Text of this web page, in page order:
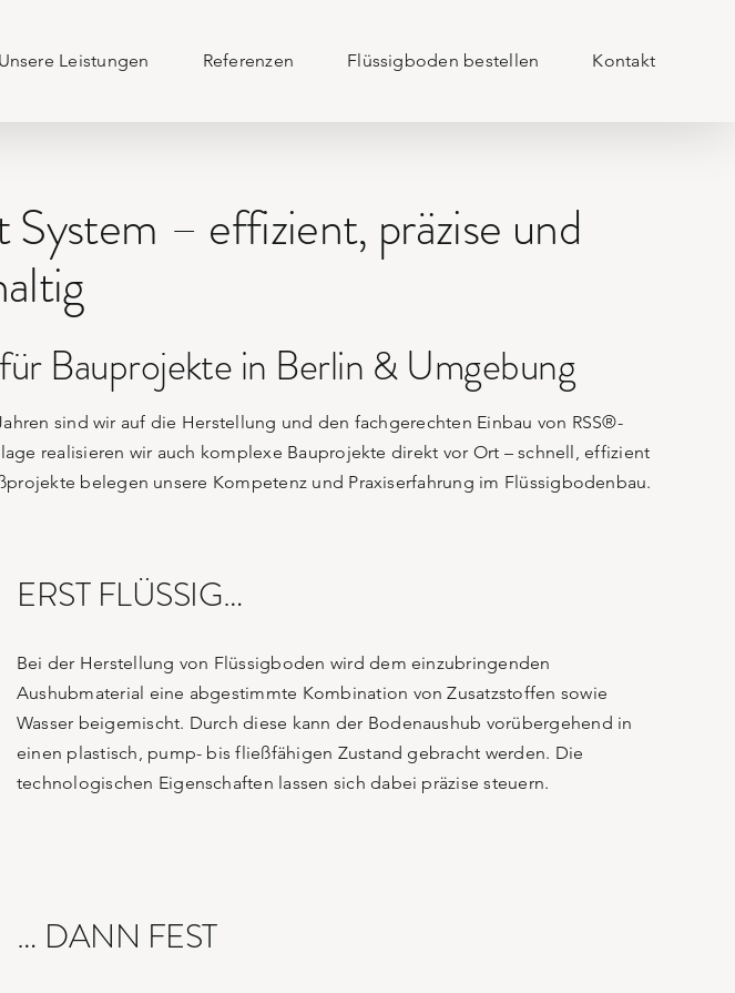
Unsere Leistungen Referenzen Flüssigboden bestellen Kontakt
– effizient, präzise und
Bauprojekte in Berlin & Umgebung
sind wir auf die Herstellung und den fachgerechten Einbau von RSS®-
realisieren wir auch komplexe Bauprojekte direkt vor Ort – schnell, effizient
belegen unsere Kompetenz und Praxiserfahrung im Flüssigbodenbau.
ERST FLÜSSIG…
Bei der Herstellung von Flüssigboden wird dem einzubringenden
Aushubmaterial eine abgestimmte Kombination von Zusatzstoffen sowie
Wasser beigemischt. Durch diese kann der Bodenaushub vorübergehend in
einen plastisch, pump- bis fließfähigen Zustand gebracht werden. Die
technologischen Eigenschaften lassen sich dabei präzise steuern.
… DANN FEST